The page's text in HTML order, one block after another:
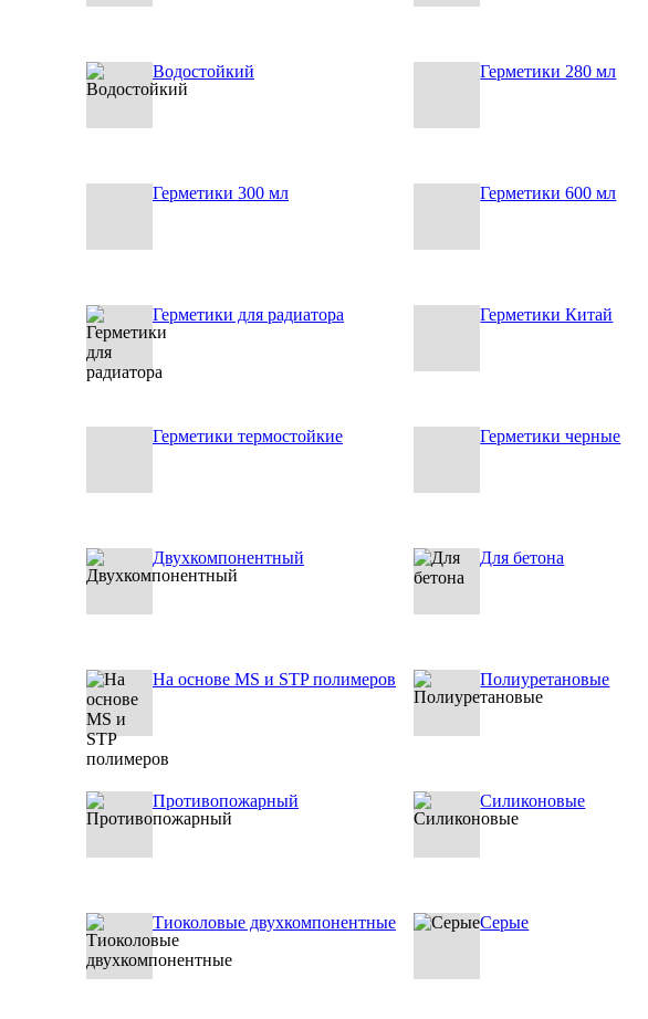
Водостойкий Герметики 280 мл
Герметики 300 мл Герметики 600 мл
Герметики для радиатора Герметики Китай
Герметики термостойкие Герметики черные
Двухкомпонентный Для бетона
На основе MS и STP полимеров Полиуретановые
Противопожарный Силиконовые
Тиоколовые двухкомпонентные Серые